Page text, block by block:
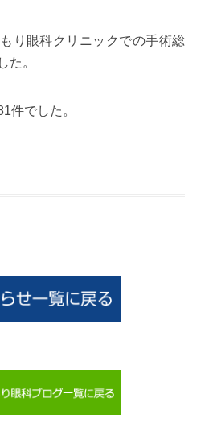
り眼科クリニックでの手術総
た。
件でした。